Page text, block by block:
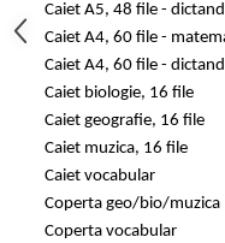
Caiet A5, 48 file -
Caiet A4, 60 file -
Caiet A4, 60 file -
Caiet biologie, 16 file
Caiet geografie, 16 file
Caiet muzica, 16 file
Caiet vocabular
Coperta geo/bio/muzica
Coperta vocabular